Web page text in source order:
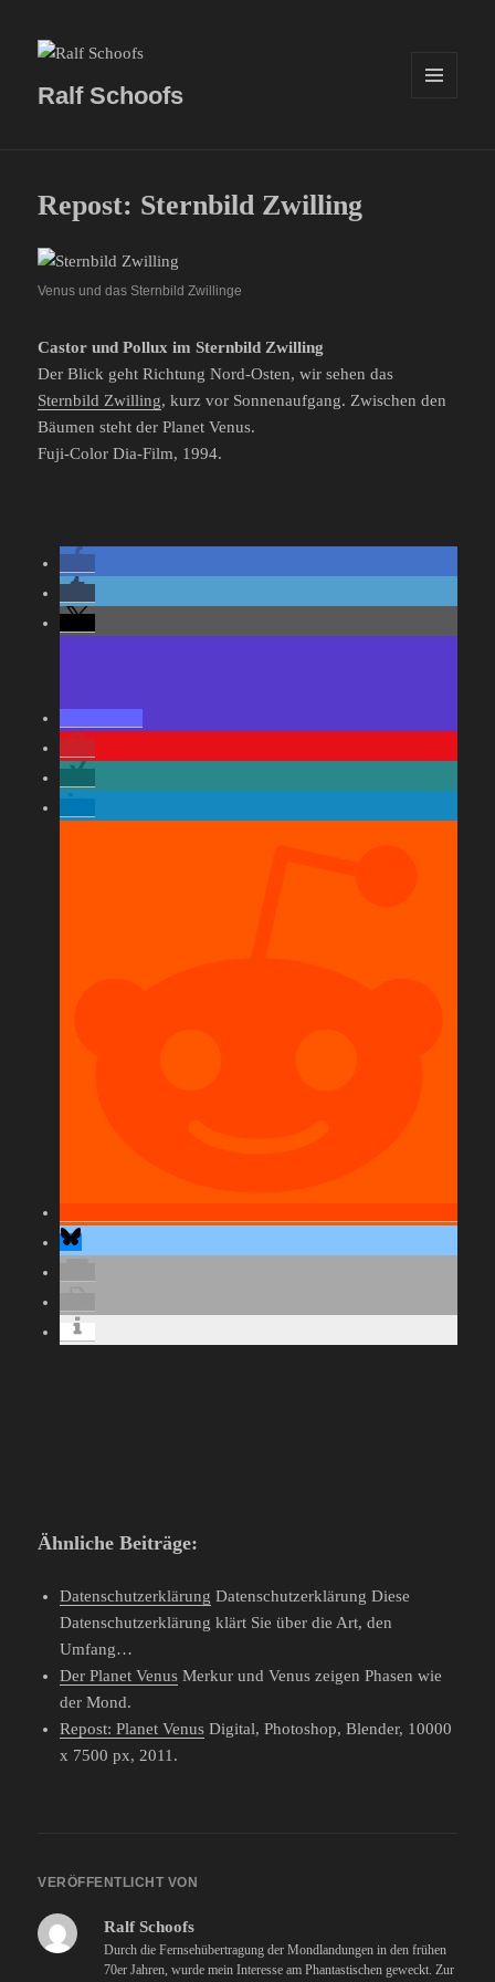
Ralf Schoofs
Repost: Sternbild Zwilling
Venus und das Sternbild Zwillinge
Castor und Pollux im Sternbild Zwilling
Der Blick geht Richtung Nord-Osten, wir sehen das
Sternbild Zwilling, kurz vor Sonnenaufgang. Zwischen den
Bäumen steht der Planet Venus.
Fuji-Color Dia-Film, 1994.
Ähnliche Beiträge:
Datenschutzerklärung Datenschutzerklärung Diese
Datenschutzerklärung klärt Sie über die Art, den
Umfang…
Der Planet Venus Merkur und Venus zeigen Phasen wie
der Mond.
Repost: Planet Venus Digital, Photoshop, Blender, 10000
x 7500 px, 2011.
VERÖFFENTLICHT VON
Ralf Schoofs
Durch die Fernsehübertragung der Mondlandungen in den frühen
70er Jahren, wurde mein Interesse am Phantastischen geweckt. Zur